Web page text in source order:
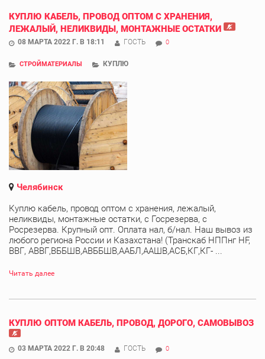
КУПЛЮ КАБЕЛЬ, ПРОВОД ОПТОМ С ХРАНЕНИЯ,
ЛЕЖАЛЫЙ, НЕЛИКВИДЫ, МОНТАЖНЫЕ ОСТАТКИ
08 МАРТА 2022 Г. В 18:11 ГОСТЬ 0
СТРОЙМАТЕРИАЛЫ КУПЛЮ
Челябинск
Куплю кабель, провод оптом с хранения, лежалый,
неликвиды, монтажные остатки, с Госрезерва, с
Росрезерва. Крупный опт. Оплата нал, б/нал. Наш вывоз из
любого региона России и Казахстана! (Транскаб НППнг HF,
ВВГ, АВВГ,ВББШВ,АВББШВ,ААБЛ,ААШВ,АСБ,КГ,КГ- ...
Читать далее
КУПЛЮ ОПТОМ КАБЕЛЬ, ПРОВОД, ДОРОГО, САМОВЫВОЗ
03 МАРТА 2022 Г. В 20:48 ГОСТЬ 0